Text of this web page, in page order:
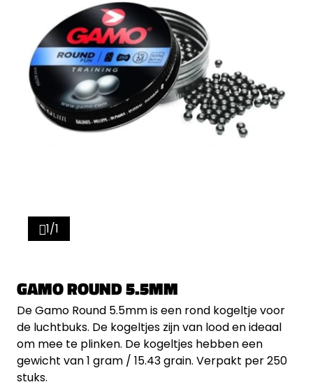
1/1
GAMO ROUND 5.5MM
De Gamo Round 5.5mm is een rond kogeltje voor
de luchtbuks. De kogeltjes zijn van lood en ideaal
om mee te plinken. De kogeltjes hebben een
gewicht van 1 gram / 15.43 grain. Verpakt per 250
stuks.